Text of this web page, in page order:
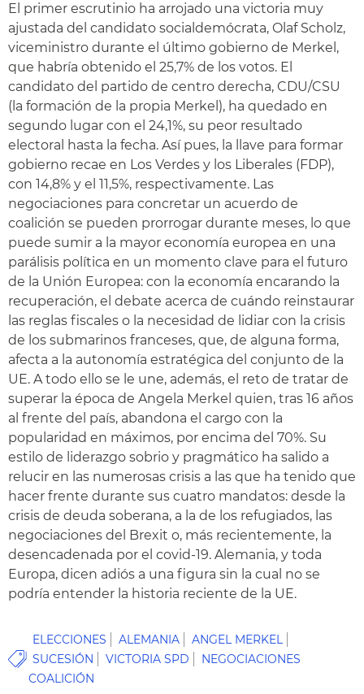
El primer escrutinio ha arrojado una victoria muy
ajustada del candidato socialdemócrata, Olaf Scholz,
viceministro durante el último gobierno de Merkel,
que habría obtenido el 25,7% de los votos. El
candidato del partido de centro derecha, CDU/CSU
(la formación de la propia Merkel), ha quedado en
segundo lugar con el 24,1%, su peor resultado
electoral hasta la fecha. Así pues, la llave para formar
gobierno recae en Los Verdes y los Liberales (FDP),
con 14,8% y el 11,5%, respectivamente. Las
negociaciones para concretar un acuerdo de
coalición se pueden prorrogar durante meses, lo que
puede sumir a la mayor economía europea en una
parálisis política en un momento clave para el futuro
de la Unión Europea: con la economía encarando la
recuperación, el debate acerca de cuándo reinstaurar
las reglas fiscales o la necesidad de lidiar con la crisis
de los submarinos franceses, que, de alguna forma,
afecta a la autonomía estratégica del conjunto de la
UE. A todo ello se le une, además, el reto de tratar de
superar la época de Angela Merkel quien, tras 16 años
al frente del país, abandona el cargo con la
popularidad en máximos, por encima del 70%. Su
estilo de liderazgo sobrio y pragmático ha salido a
relucir en las numerosas crisis a las que ha tenido que
hacer frente durante sus cuatro mandatos: desde la
crisis de deuda soberana, a la de los refugiados, las
negociaciones del Brexit o, más recientemente, la
desencadenada por el covid-19. Alemania, y toda
Europa, dicen adiós a una figura sin la cual no se
podría entender la historia reciente de la UE.
ELECCIONES ALEMANIA
ANGEL MERKEL
SUCESIÓN
VICTORIA SPD
NEGOCIACIONES
COALICIÓN